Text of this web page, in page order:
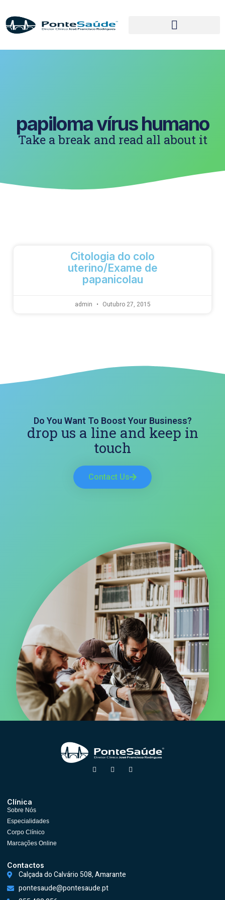
papiloma vírus humano
Take a break and read all about it
Citologia do colo
uterino/Exame de
papanicolau
admin Outubro 27, 2015
Do You Want To Boost Your Business?
drop us a line and keep in
touch
Contact Us
Clínica
Sobre Nós
Especialidades
Corpo Clínico
Marcações Online
Contactos
Calçada do Calvário 508, Amarante
pontesaude@pontesaude.pt